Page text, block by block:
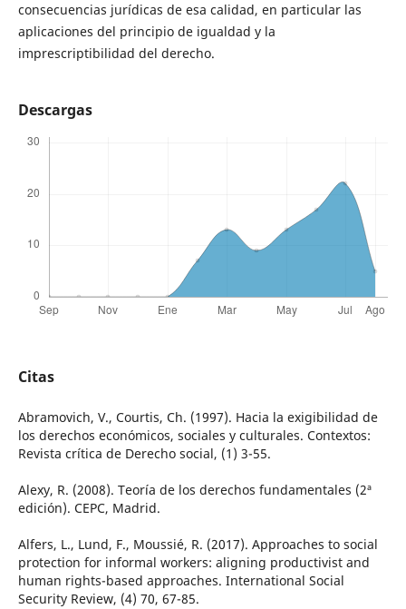
consecuencias jurídicas de esa calidad, en particular las
aplicaciones del principio de igualdad y la
imprescriptibilidad del derecho.
Descargas
Citas
Abramovich, V., Courtis, Ch. (1997). Hacia la exigibilidad de
los derechos económicos, sociales y culturales. Contextos:
Revista crítica de Derecho social, (1) 3-55.
Alexy, R. (2008). Teoría de los derechos fundamentales (2ª
edición). CEPC, Madrid.
Alfers, L., Lund, F., Moussié, R. (2017). Approaches to social
protection for informal workers: aligning productivist and
human rights-based approaches. International Social
Security Review, (4) 70, 67-85.